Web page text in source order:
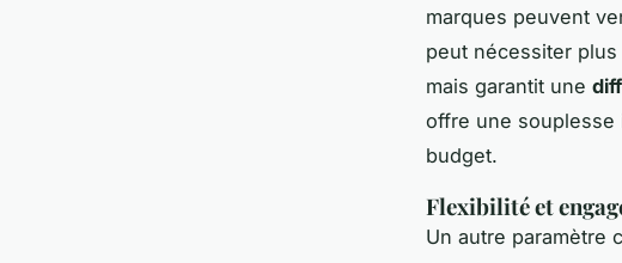
marques peuvent
peut nécessiter plus
mais garantit une
offre une souplesse
budget.
Flexibilité et
Un autre paramètre